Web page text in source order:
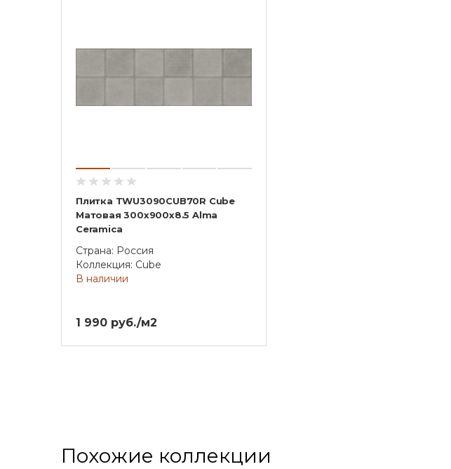
Плитка TWU3090CUB70R Cube
Матовая 300x900x8.5 Alma
Ceramica
Страна: Россия
Коллекция: Cube
В наличии
1 990 руб./м2
Похожие коллекции